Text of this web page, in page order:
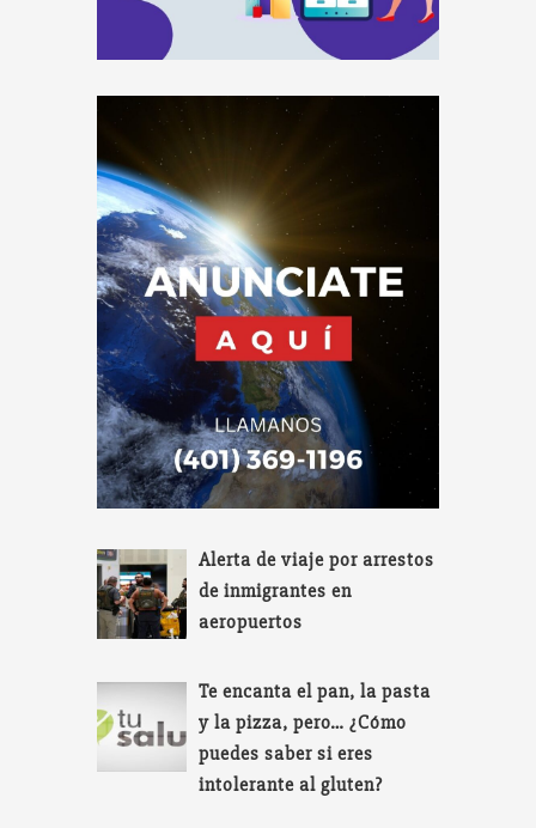
Alerta de viaje por arrestos
de inmigrantes en
aeropuertos
Te encanta el pan, la pasta
y la pizza, pero… ¿Cómo
puedes saber si eres
intolerante al gluten?